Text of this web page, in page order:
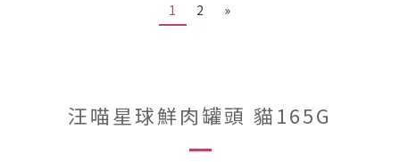
1 2 »
汪喵星球鮮肉罐頭 貓165G